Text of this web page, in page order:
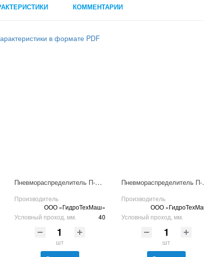
КОММЕНТАРИИ
в формате PDF
Пневмораспределитель П-Р13Э-40/10
Производитель
ООО «ГидроТехМаш»
Условный проход, мм.
40
шт
Производитель
ООО
Условный проход, мм.
шт